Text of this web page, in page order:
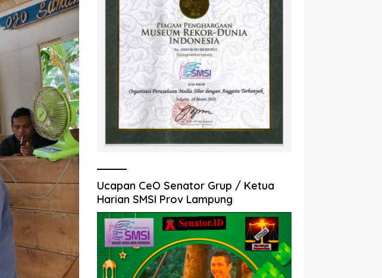
Ucapan CeO Senator Grup / Ketua
Harian SMSI Prov Lampung